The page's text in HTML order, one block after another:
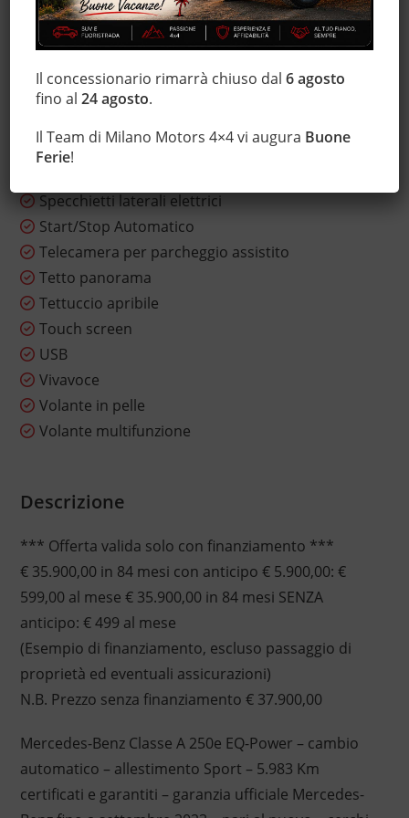
Sensore di pioggia
Sensori di parcheggio anteriori
Sensori di parcheggio posteriori
Sistema di navigazione
Sospensioni sportive
Specchietti laterali elettrici
Start/Stop Automatico
Telecamera per parcheggio assistito
Tetto panorama
Tettuccio apribile
Touch screen
USB
Vivavoce
Volante in pelle
Volante multifunzione
Descrizione
*** Offerta valida solo con finanziamento ***
€ 35.900,00 in 84 mesi con anticipo € 5.900,00: €
599,00 al mese € 35.900,00 in 84 mesi SENZA
anticipo: € 499 al mese
(Esempio di finanziamento, escluso passaggio di
proprietà ed eventuali assicurazioni)
N.B. Prezzo senza finanziamento € 37.900,00
Mercedes-Benz Classe A 250e EQ-Power – cambio
automatico – allestimento Sport – 5.983 Km
certificati e garantiti – garanzia ufficiale Mercedes-
Il concessionario rimarrà chiuso dal6 agosto
fino al24 agosto.
Il Team di Milano Motors 4×4 vi augura Buone
Ferie!